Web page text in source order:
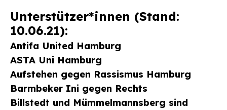
Unterstützer*innen (Stand:
10.06.21):
Antifa United Hamburg
ASTA Uni Hamburg
Aufstehen gegen Rassismus Hamburg
Barmbeker Ini gegen Rechts
Billstedt und Mümmelmannsberg sind